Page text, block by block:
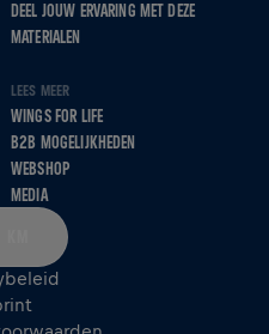
DEEL JOUW ERVARING MET DEZE
MATERIALEN
LEES MEER
WINGS FOR LIFE
B2B MOGELIJKHEDEN
WEBSHOP
MEDIA